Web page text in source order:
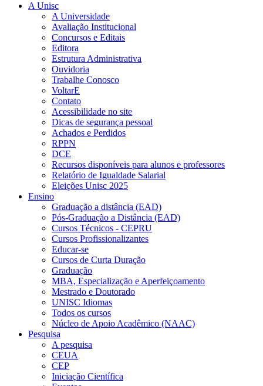
A Unisc
A Universidade
Avaliação Institucional
Concursos e Editais
Editora
Estrutura Administrativa
Ouvidoria
Trabalhe Conosco
VoltarE
Contato
Acessibilidade no site
Dicas de segurança pessoal
Achados e Perdidos
RPPN
DCE
Recursos disponíveis para alunos e professores
Relatório de Igualdade Salarial
Eleições Unisc 2025
Ensino
Graduação a distância (EAD)
Pós-Graduação a Distância (EAD)
Cursos Técnicos - CEPRU
Cursos Profissionalizantes
Educar-se
Cursos de Curta Duração
Graduação
MBA, Especialização e Aperfeiçoamento
Mestrado e Doutorado
UNISC Idiomas
Todos os cursos
Núcleo de Apoio Acadêmico (NAAC)
Pesquisa
A pesquisa
CEUA
CEP
Iniciação Científica